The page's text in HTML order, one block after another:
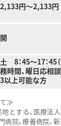
円～2,133円
8：45～17：45
時間、曜日応相談
以上可能な方
≫
とする、医療法
病院、療養病院、